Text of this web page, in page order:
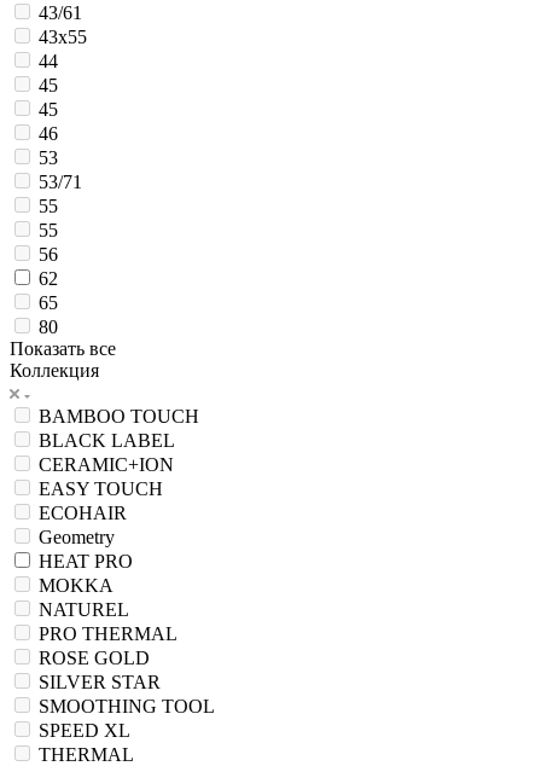
43/61
43х55
44
45
45
46
53
53/71
55
55
56
62
65
80
Показать все
Коллекция
BAMBOO TOUCH
BLACK LABEL
CERAMIC+ION
EASY TOUCH
ECOHAIR
Geometry
HEAT PRO
MOKKA
NATUREL
PRO THERMAL
ROSE GOLD
SILVER STAR
SMOOTHING TOOL
SPEED XL
THERMAL